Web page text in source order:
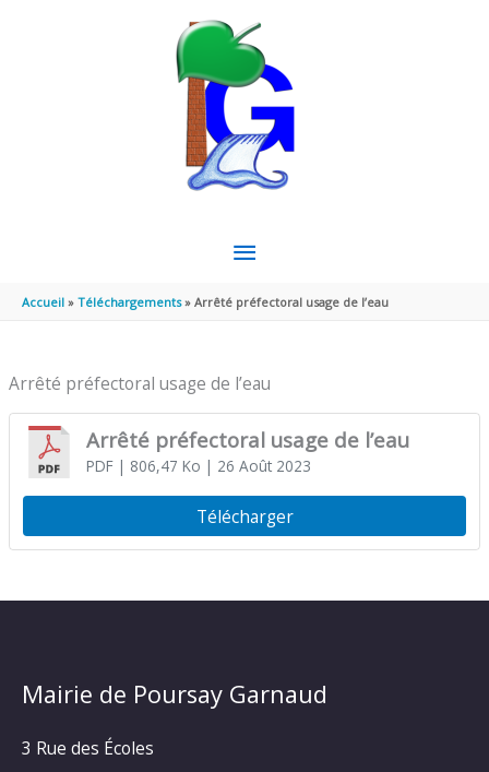
MENU
PRINCIPAL
Accueil Téléchargements Arrêté préfectoral usage de l’eau
Arrêté préfectoral usage de l’eau
Arrêté préfectoral usage de l’eau
PDF| 806,47 Ko | 26 Août 2023
Télécharger
Mairie de Poursay Garnaud
3 Rue des Écoles